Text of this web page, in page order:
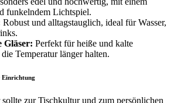
funkelndem Lichtspiel.
Robust und alltagstauglich, ideal für Wasser,
Gläser: Perfekt für heiße und kalte
Temperatur länger halten.
Einrichtung
zur Tischkultur und zum persönlichen